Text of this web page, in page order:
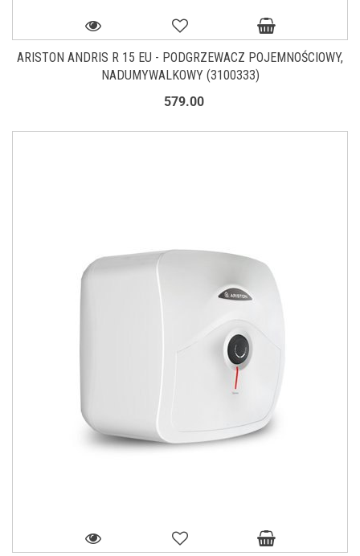
ARISTON ANDRIS R 15 EU - PODGRZEWACZ POJEMNOŚCIOWY,
NADUMYWALKOWY (3100333)
579.00